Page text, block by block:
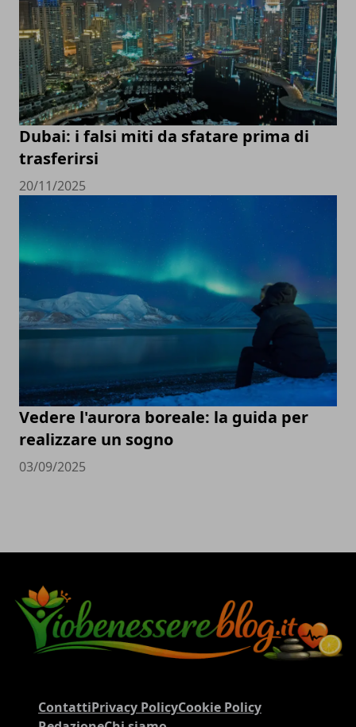
Dubai: i falsi miti da sfatare prima di
trasferirsi
20/11/2025
Vedere l'aurora boreale: la guida per
realizzare un sogno
03/09/2025
ContattiPrivacy PolicyCookie Policy